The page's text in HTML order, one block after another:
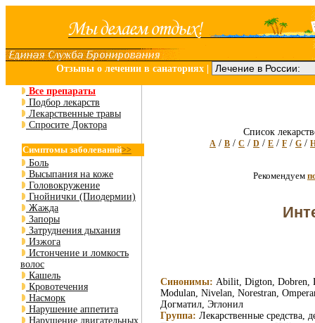
Отзывы о лечении в санаториях
Все препараты
Подбор лекарств
Лекарственные травы
Спросите Доктора
Симптомы заболеваний>>
Боль
Высыпания на коже
Головокружение
Гнойнички (Пиодермии)
Жажда
Запоры
Затруднения дыхания
Изжога
Истончение и ломкость
волос
Кашель
Кровотечения
Насморк
Нарушение аппетита
Нарушение двигательных
Список
A / B / C / D / E / F / G /
Рекомендуем
Синонимы: Abilit, Digton, Dobren,
Modulan, Nivelan, Norestran,
Догматил, Эглонил
Группа: Лекарственные средства,